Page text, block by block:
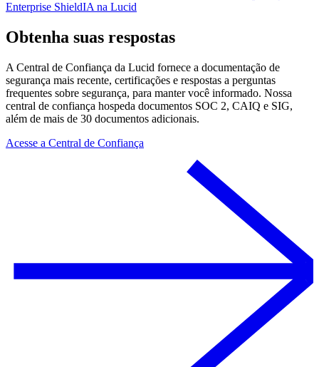
Enterprise ShieldIA na Lucid
Obtenha suas respostas
A Central de Confiança da Lucid fornece a documentação de
segurança mais recente, certificações e respostas a perguntas
frequentes sobre segurança, para manter você informado. Nossa
central de confiança hospeda documentos SOC 2, CAIQ e SIG,
além de mais de 30 documentos adicionais.
Acesse a Central de Confiança